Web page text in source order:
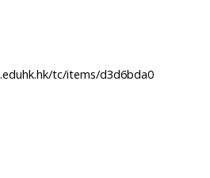
tc/items/d3d6bda0